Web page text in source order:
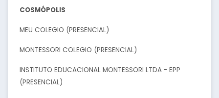
COSMÓPOLIS
MEU COLEGIO (PRESENCIAL)
MONTESSORI COLEGIO (PRESENCIAL)
INSTITUTO EDUCACIONAL MONTESSORI LTDA - EPP
(PRESENCIAL)